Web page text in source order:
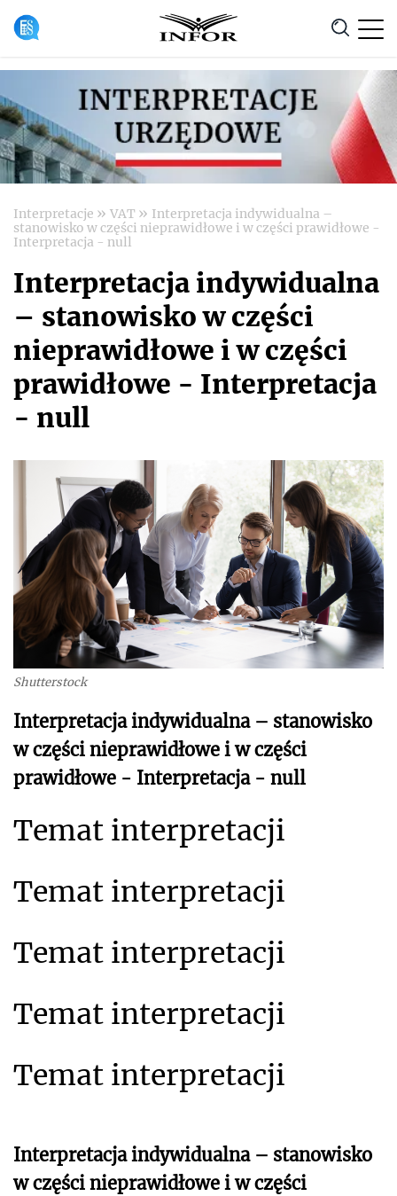
Anuluj
Interpretacje » VAT » Interpretacja indywidualna –
stanowisko w części nieprawidłowe i w części prawidłowe -
Interpretacja - null
Interpretacja indywidualna
– stanowisko w części
nieprawidłowe i w części
prawidłowe - Interpretacja
- null
Shutterstock
Interpretacja indywidualna – stanowisko
w części nieprawidłowe i w części
prawidłowe - Interpretacja - null
Temat interpretacji
Temat interpretacji
Temat interpretacji
Temat interpretacji
Temat interpretacji
Interpretacja indywidualna – stanowisko
w części nieprawidłowe i w części